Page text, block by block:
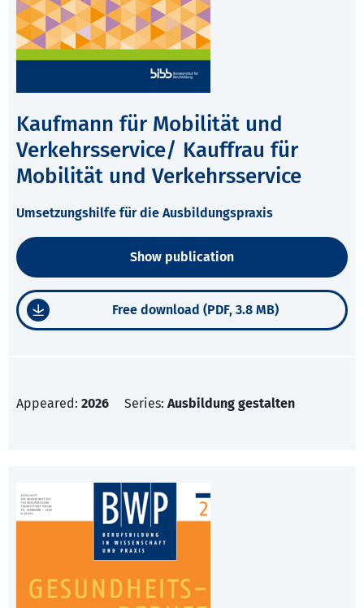
Kaufmann für Mobilität und
Verkehrsservice/ Kauffrau für
Mobilität und Verkehrsservice
Umsetzungshilfe für die Ausbildungspraxis
Show publication
Free download (PDF, 3.8 MB)
Appeared: 2026 Series: Ausbildung gestalten